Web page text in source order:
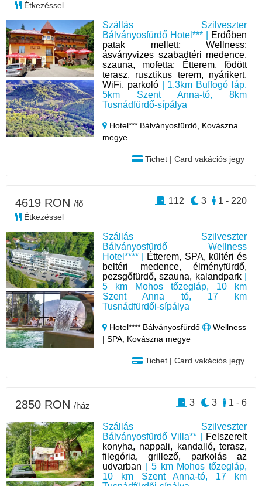
Szállás Szilveszter
Bálványosfürdő Hotel*** |
Erdőben
patak mellett; Wellness:
ásványvizes szabadtéri medence,
szauna, mofetta; Étterem, födött
terasz, rusztikus terem, nyárikert,
WiFi, parkoló| 1,3km Buffogó láp,
5km Szent Anna-tó, 8km
Tusnádfürdő-sípálya
Hotel*** Bálványosfürdő, Kovászna
megye
Tichet | Card vakációs jegy
Étkezéssel
Szállás Szilveszter
Bálványosfürdő Wellness
Hotel**** | Étterem, SPA, kültéri és
beltéri medence, élményfürdő,
pezsgőfürdő, szauna, kalandpark|
5 km Mohos tőzegláp, 10 km
Szent Anna tó, 17 km
Tusnádfürdői-sípálya
Hotel**** Bálványosfürdő
Wellness
| SPA, Kovászna megye
Tichet | Card vakációs jegy
4619 RON /fő
Étkezéssel
1 - 220
3
112
Szállás Szilveszter
Bálványosfürdő Villa** |
Felszerelt
konyha, nappali, kandalló, terasz,
filegória, grillező, parkolás az
udvarban | 5 km Mohos tőzegláp,
10 km Szent Anna-tó, 17 km
2850 RON /ház 1 - 6
3
3